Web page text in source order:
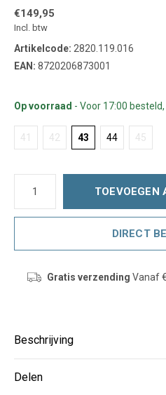
€149,95
Incl. btw
Artikelcode: 2820.119.016
EAN: 8720206873001
Op voorraad - Voor 17:00
41 42 43 44 45
TOEVOEGEN
DIRECT
Gratis verzending Vanaf
Beschrijving
Delen